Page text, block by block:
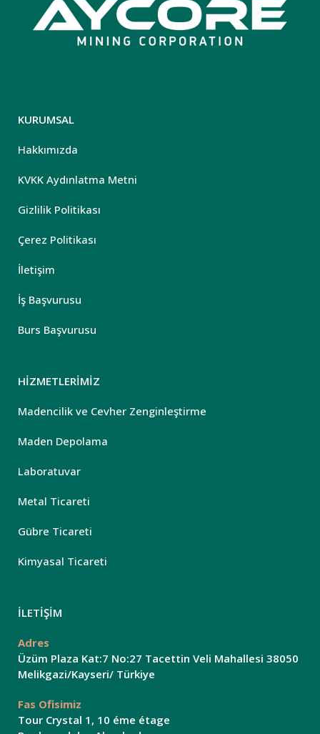
KURUMSAL
Hakkımızda
KVKK Aydınlatma Metni
Gizlilik Politikası
Çerez Politikası
İletişim
İş Başvurusu
Burs Başvurusu
HİZMETLERİMİZ
Madencilik ve Cevher Zenginleştirme
Maden Depolama
Laboratuvar
Metal Ticareti
Gübre Ticareti
Kimyasal Ticareti
İLETİŞİM
Adres
Üzüm Plaza Kat:7 No:27 Tacettin Veli Mahallesi 38050
Melikgazi/Kayseri/ Türkiye
Fas Ofisimiz
Tour Crystal 1, 10 éme étage